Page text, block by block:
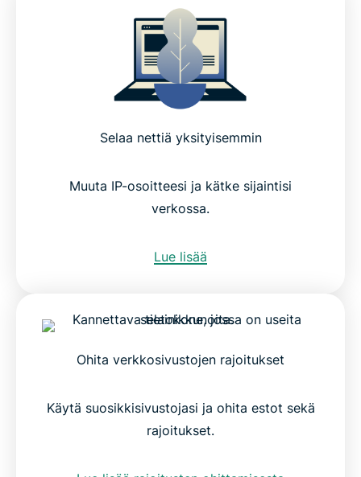
Selaa nettiä yksityisemmin
Muuta IP-osoitteesi ja kätke sijaintisi
verkossa.
Lue lisää
Ohita verkkosivustojen rajoitukset
Käytä suosikkisivustojasi ja ohita estot sekä
rajoitukset.